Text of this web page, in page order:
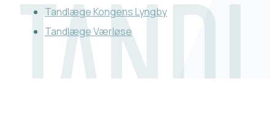
Tandlæge Kongens Lyngby
Tandlæge Værløse